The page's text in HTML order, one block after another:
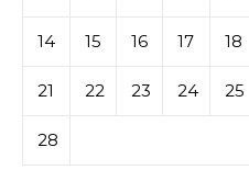
14 15 16 17 18
21 22 23 24 25
28